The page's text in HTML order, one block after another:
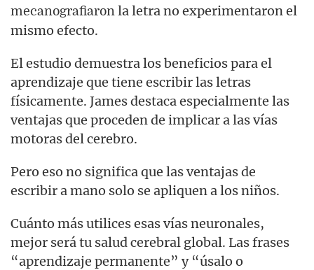
mecanografiaron la letra no experimentaron el
mismo efecto.
El estudio demuestra los beneficios para el
aprendizaje que tiene escribir las letras
físicamente. James destaca especialmente las
ventajas que proceden de implicar a las vías
motoras del cerebro.
Pero eso no significa que las ventajas de
escribir a mano solo se apliquen a los niños.
Cuánto más utilices esas vías neuronales,
mejor será tu salud cerebral global. Las frases
“aprendizaje permanente” y “úsalo o